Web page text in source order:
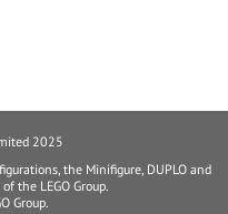
2025
the Minifigure, DUPLO and
the LEGO Group.
Group.